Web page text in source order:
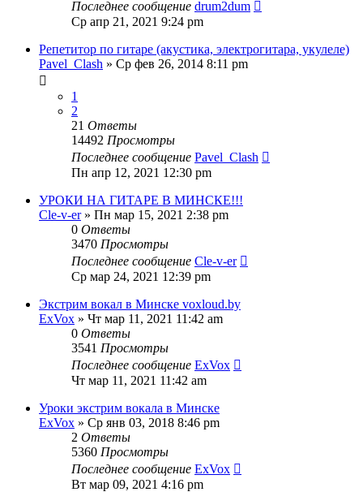
Последнее сообщение drum2dum
Ср апр 21, 2021 9:24 pm
Репетитор по гитаре (акустика, электрогитара, укулеле)
Pavel_Clash » Ср фев 26, 2014 8:11 pm
1
2
21 Ответы
14492 Просмотры
Последнее сообщение Pavel_Clash
Пн апр 12, 2021 12:30 pm
УРОКИ НА ГИТАРЕ В МИНСКЕ!!!
Cle-v-er» Пн мар 15, 2021 2:38 pm
0 Ответы
3470 Просмотры
Последнее сообщение Cle-v-er
Ср мар 24, 2021 12:39 pm
Экстрим вокал в Минске voxloud.by
ExVox » Чт мар 11, 2021 11:42 am
0 Ответы
3541 Просмотры
Последнее сообщение ExVox
Чт мар 11, 2021 11:42 am
Уроки экстрим вокала в Минске
ExVox » Ср янв 03, 2018 8:46 pm
2 Ответы
5360 Просмотры
Последнее сообщение ExVox
Вт мар 09, 2021 4:16 pm